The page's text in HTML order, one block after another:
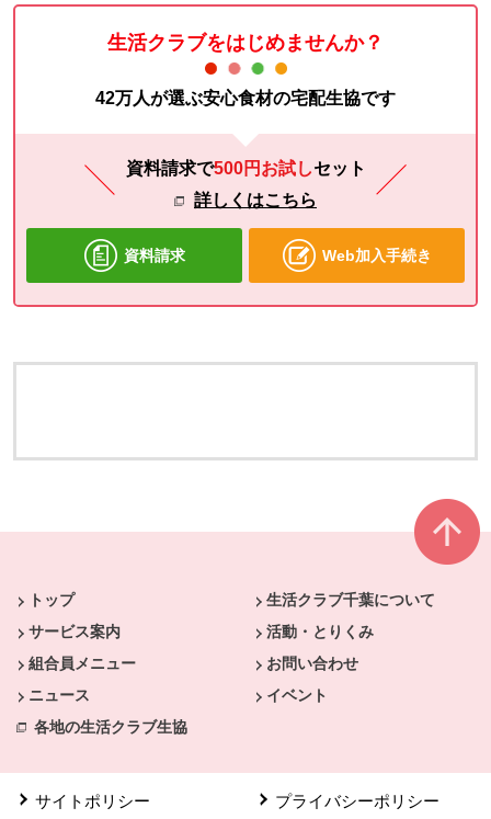
生活クラブをはじめませんか？
42万人が選ぶ安心食材の宅配生協です
資料請求で500円お試しセット
詳しくはこちら
資料請求 Web加入手続き
トップ
生活クラブ千葉について
サービス案内
活動・とりくみ
組合員メニュー
お問い合わせ
ニュース
イベント
各地の生活クラブ生協
サイトポリシー プライバシーポリシー